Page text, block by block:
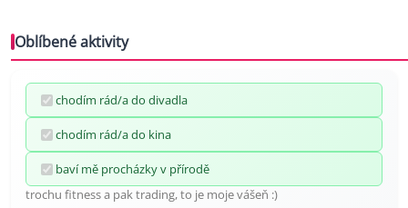
Oblíbené aktivity
chodím rád/a do divadla
chodím rád/a do kina
baví mě procházky v přírodě
trochu fitness a pak trading, to je moje vášeň :)